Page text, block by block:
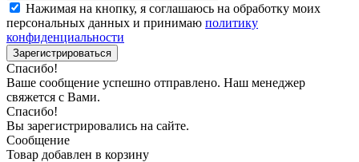
Нажимая на кнопку, я соглашаюсь на обработку моих
персональных данных и принимаю политику
конфиденциальности
Зарегистрироваться
Спасибо!
Ваше сообщение успешно отправлено. Наш менеджер
свяжется с Вами.
Спасибо!
Вы зарегистрировались на сайте.
Сообщение
Товар добавлен в корзину